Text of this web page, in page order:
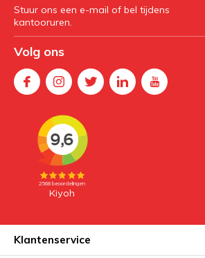
Stuur ons een e-mail of bel tijdens
kantooruren.
Volg ons
Klantenservice